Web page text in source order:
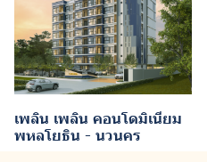
เพลิน เพลิน คอนโดมิเนียม
พหลโยธิน - นวนคร